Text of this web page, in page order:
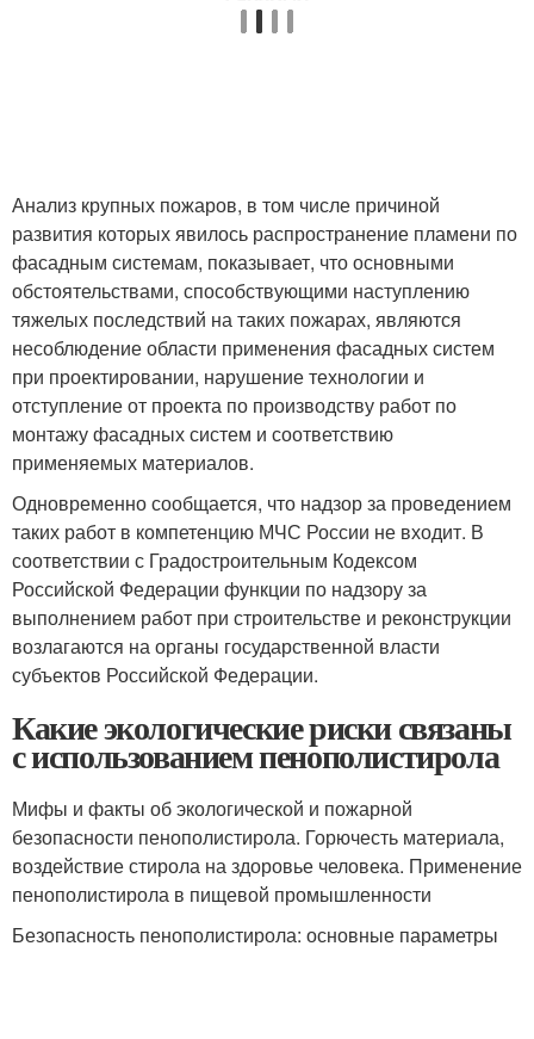
Анализ крупных пожаров, в том числе причиной
развития которых явилось распространение пламени по
фасадным системам, показывает, что основными
обстоятельствами, способствующими наступлению
тяжелых последствий на таких пожарах, являются
несоблюдение области применения фасадных систем
при проектировании, нарушение технологии и
отступление от проекта по производству работ по
монтажу фасадных систем и соответствию
применяемых материалов.
Одновременно сообщается, что надзор за проведением
таких работ в компетенцию МЧС России не входит. В
соответствии с Градостроительным Кодексом
Российской Федерации функции по надзору за
выполнением работ при строительстве и реконструкции
возлагаются на органы государственной власти
субъектов Российской Федерации.
Какие экологические риски связаны
с использованием пенополистирола
Мифы и факты об экологической и пожарной
безопасности пенополистирола. Горючесть материала,
воздействие стирола на здоровье человека. Применение
пенополистирола в пищевой промышленности
Безопасность пенополистирола: основные параметры